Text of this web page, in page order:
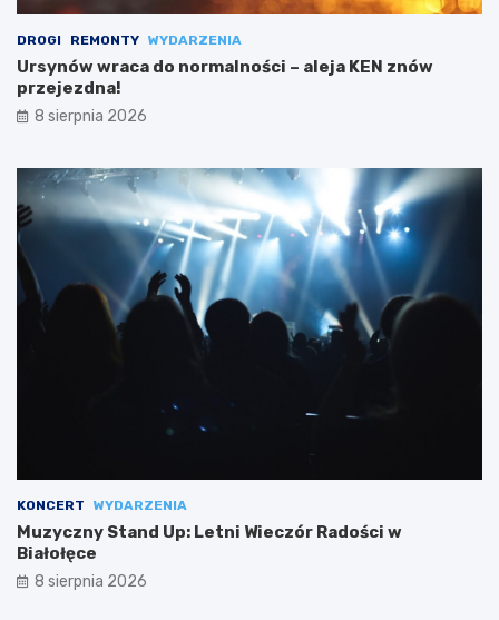
DROGI REMONTY WYDARZENIA
Ursynów wraca do normalności – aleja KEN znów
przejezdna!
8 sierpnia 2026
KONCERT WYDARZENIA
Muzyczny Stand Up: Letni Wieczór Radości w
Białołęce
8 sierpnia 2026